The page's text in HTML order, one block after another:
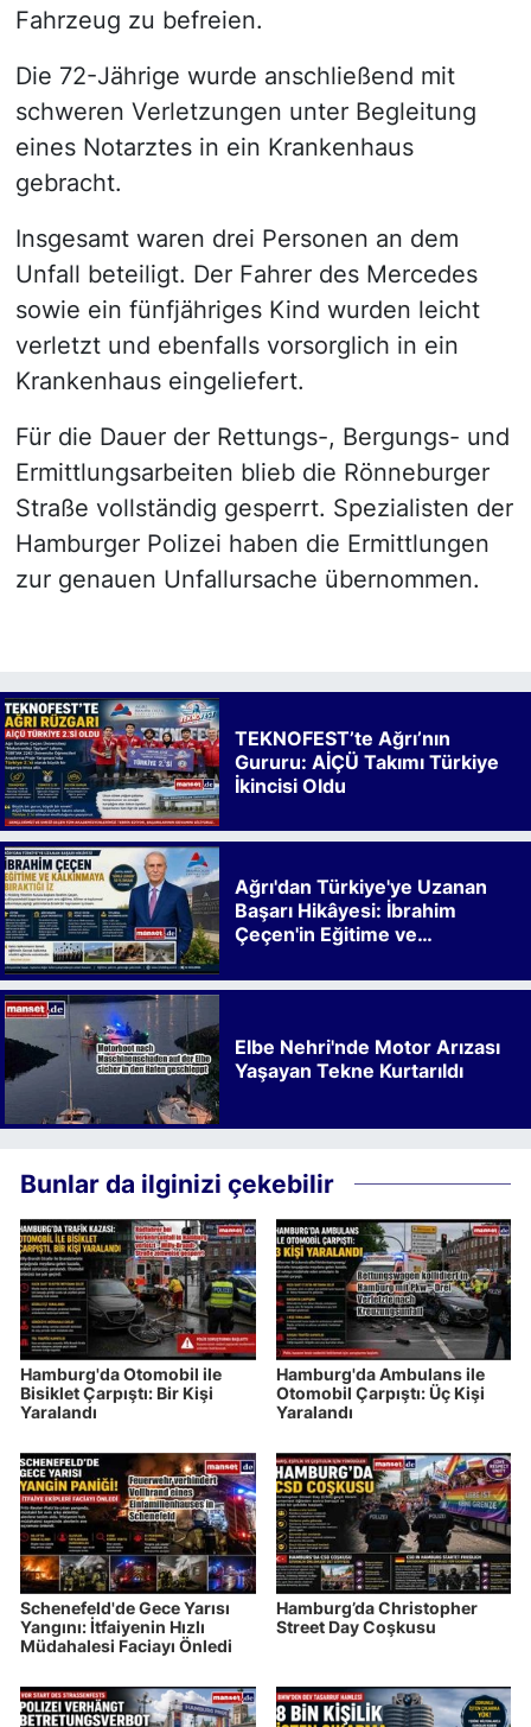
Fahrzeug zu befreien.
Die 72-Jährige wurde anschließend mit
schweren Verletzungen unter Begleitung
eines Notarztes in ein Krankenhaus
gebracht.
Insgesamt waren drei Personen an dem
Unfall beteiligt. Der Fahrer des Mercedes
sowie ein fünfjähriges Kind wurden leicht
verletzt und ebenfalls vorsorglich in ein
Krankenhaus eingeliefert.
Für die Dauer der Rettungs-, Bergungs- und
Ermittlungsarbeiten blieb die Rönneburger
Straße vollständig gesperrt. Spezialisten der
Hamburger Polizei haben die Ermittlungen
zur genauen Unfallursache übernommen.
TEKNOFEST’te Ağrı’nın
Gururu: AİÇÜ Takımı Türkiye
İkincisi Oldu
Ağrı'dan Türkiye'ye Uzanan
Başarı Hikâyesi: İbrahim
Çeçen'in Eğitime ve
Elbe Nehri'nde Motor Arızası
Yaşayan Tekne Kurtarıldı
Bunlar da ilginizi çekebilir
Hamburg'da Otomobil ile
Bisiklet Çarpıştı: Bir Kişi
Yaralandı
Hamburg'da Ambulans ile
Otomobil Çarpıştı: Üç Kişi
Yaralandı
Schenefeld'de Gece Yarısı
Yangını: İtfaiyenin Hızlı
Müdahalesi Faciayı Önledi
Hamburg’da Christopher
Street Day Coşkusu